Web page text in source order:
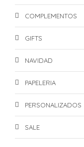
COMPLEMENTOS
GIFTS
NAVIDAD
PAPELERIA
PERSONALIZADOS
SALE